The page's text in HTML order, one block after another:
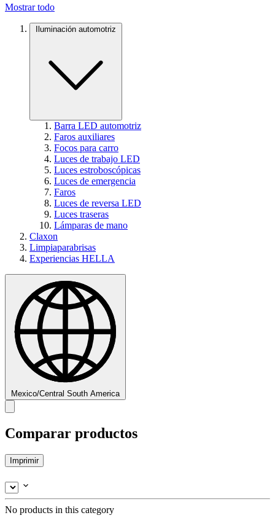
Mostrar todo
Iluminación automotriz
Barra LED automotriz
Faros auxiliares
Focos para carro
Luces de trabajo LED
Luces estroboscópicas
Luces de emergencia
Faros
Luces de reversa LED
Luces traseras
Lámparas de mano
Claxon
Limpiaparabrisas
Experiencias HELLA
Mexico/Central South America
Comparar productos
Imprimir
No products in this category